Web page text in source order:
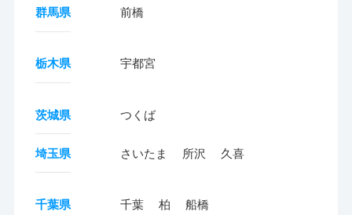
群馬県 前橋
栃木県 宇都宮
茨城県 つくば
埼玉県 さいたま 所沢 久喜
千葉県 千葉 柏 船橋